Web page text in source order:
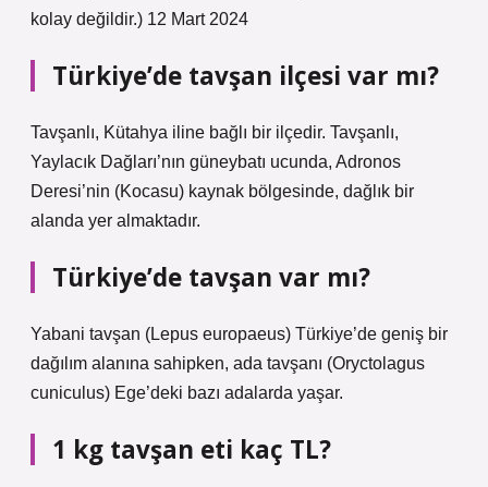
kolay değildir.) 12 Mart 2024
Türkiye’de tavşan ilçesi var mı?
Tavşanlı, Kütahya iline bağlı bir ilçedir. Tavşanlı,
Yaylacık Dağları’nın güneybatı ucunda, Adronos
Deresi’nin (Kocasu) kaynak bölgesinde, dağlık bir
alanda yer almaktadır.
Türkiye’de tavşan var mı?
Yabani tavşan (Lepus europaeus) Türkiye’de geniş bir
dağılım alanına sahipken, ada tavşanı (Oryctolagus
cuniculus) Ege’deki bazı adalarda yaşar.
1 kg tavşan eti kaç TL?